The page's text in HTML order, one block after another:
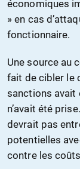
économiques
» en cas
fonctionnaire.
Une source au
fait de cibler le
sanctions avait
n’avait été
devrait pas
potentielles
contre les